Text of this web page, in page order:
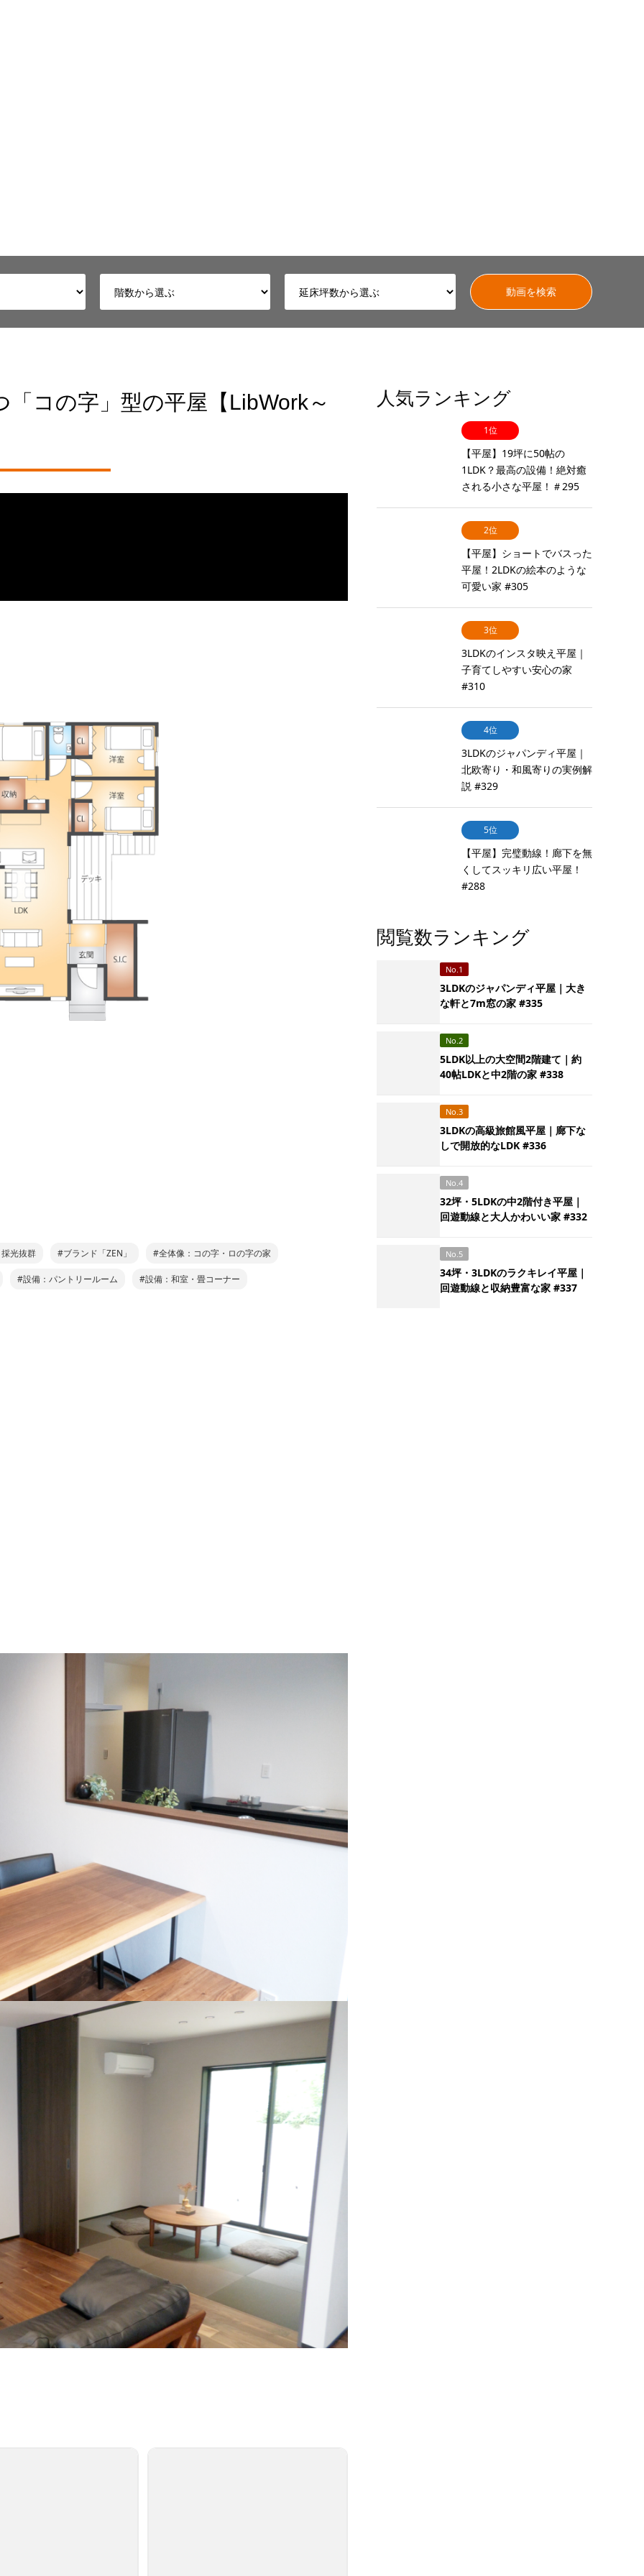
コの字」型の平屋【LibWork～
光抜群 #ブランド「ZEN」 #全体像：コの字・ロの字の家
#設備：パントリールーム #設備：和室・畳コーナー
人気ランキング
1位
【平屋】19坪に50帖の
1LDK？最高の設備！絶対癒
される小さな平屋！＃295
2位
【平屋】ショートでバスった
平屋！2LDKの絵本のような
可愛い家 #305
3位
3LDKのインスタ映え平屋｜
子育てしやすい安心の家
#310
4位
3LDKのジャパンディ平屋｜
北欧寄り・和風寄りの実例解
説 #329
5位
【平屋】完璧動線！廊下を無
くしてスッキリ広い平屋！
#288
閲覧数ランキング
No.1
3LDKのジャパンディ平屋｜大き
な軒と7m窓の家 #335
No.2
5LDK以上の大空間2階建て｜約
40帖LDKと中2階の家 #338
No.3
3LDKの高級旅館風平屋｜廊下な
しで開放的なLDK #336
No.4
32坪・5LDKの中2階付き平屋｜
回遊動線と大人かわいい家 #332
No.5
34坪・3LDKのラクキレイ平屋｜
回遊動線と収納豊富な家 #337